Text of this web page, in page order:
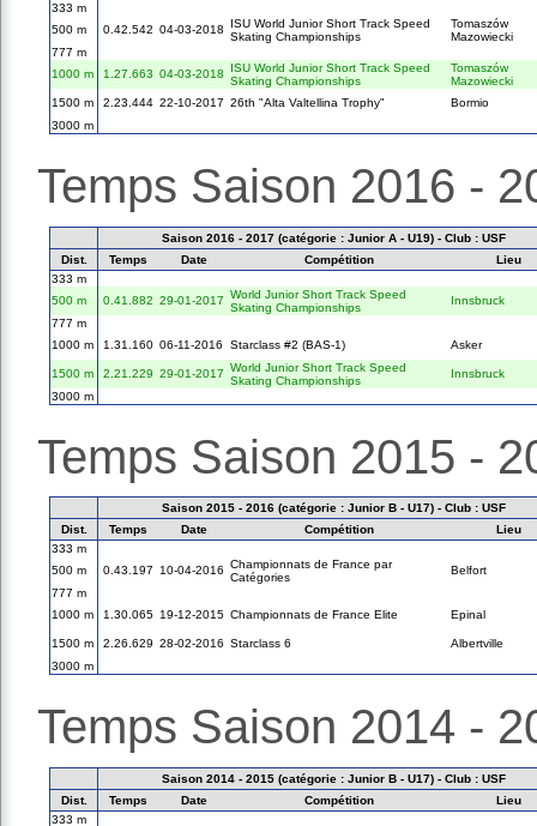
333 m
500 m
0.42.542 04-03-2018
ISU World Junior Short Track Speed
Skating Championships
Tomaszów
Mazowiecki
777 m
1000 m
1.27.663 04-03-2018
ISU World Junior Short Track Speed
Skating Championships
Tomaszów
Mazowiecki
1500 m
2.23.444 22-10-2017 26th "Alta Valtellina Trophy"
Bormio
3000 m
Temps Saison 2016 -
Saison 2016 - 2017 (catégorie : Junior A - U19) - Club : USF
Dist.
Temps Date Compétition
Lieu
333 m
500 m
0.41.882 29-01-2017 World Junior Short Track Speed
Skating Championships
Innsbruck
777 m
1000 m
1.31.160 06-11-2016 Starclass #2 (BAS-1) Asker
1500 m 2.21.229 29-01-2017 World Junior Short Track Speed
Skating Championships
Innsbruck
3000 m
Temps Saison 2015 -
Saison 2015 - 2016 (catégorie : Junior B - U17) - Club : USF
Dist.
Temps Date Compétition
Lieu
333 m
500 m
0.43.197 10-04-2016 Championnats de France par
Catégories
Belfort
777 m
1000 m
1.30.065 19-12-2015 Championnats de France Elite Epinal
1500 m 2.26.629 28-02-2016 Starclass 6
Albertville
3000 m
Temps Saison 2014 -
Saison 2014 - 2015 (catégorie : Junior B - U17) - Club : USF
Dist.
Temps Date Compétition
Lieu
333 m